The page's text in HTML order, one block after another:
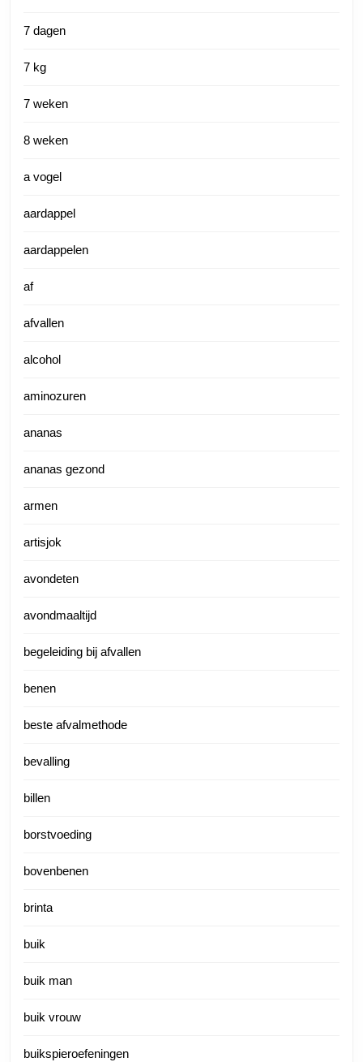
7 dagen
7 kg
7 weken
8 weken
a vogel
aardappel
aardappelen
af
afvallen
alcohol
aminozuren
ananas
ananas gezond
armen
artisjok
avondeten
avondmaaltijd
begeleiding bij afvallen
benen
beste afvalmethode
bevalling
billen
borstvoeding
bovenbenen
brinta
buik
buik man
buik vrouw
buikspieroefeningen